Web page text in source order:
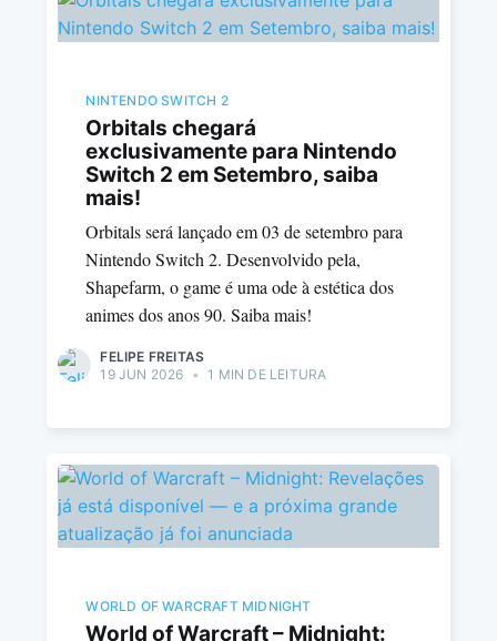
NINTENDO SWITCH 2
Orbitals chegará
exclusivamente para Nintendo
Switch 2 em Setembro, saiba
mais!
Orbitals será lançado em 03 de setembro para
Nintendo Switch 2. Desenvolvido pela,
Shapefarm, o game é uma ode à estética dos
animes dos anos 90. Saiba mais!
FELIPE FREITAS
19 JUN 2026 • 1 MIN DE LEITURA
WORLD OF WARCRAFT MIDNIGHT
World of Warcraft – Midnight: